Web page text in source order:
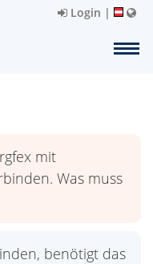
Login |
mit
Was muss
benötigt das